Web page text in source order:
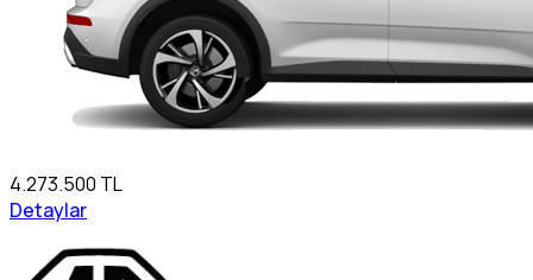
4.273.500 TL
Detaylar